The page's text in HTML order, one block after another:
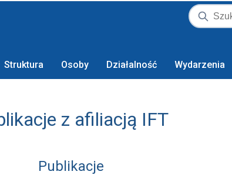
Struktura Osoby Działalność Wydarzenia
z afiliacją IFT
Publikacje